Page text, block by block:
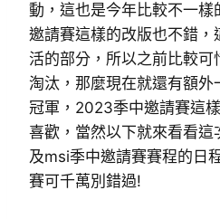
動，這也是今年比較不一
邀請賽這樣的改版也不錯，
活的部分，所以之前比較
淘汰，那麼現在就還有額外
冠軍，2023季中邀請賽這
喜歡，當然以下就來看看
及msi季中邀請賽賽程的日
賽可千萬別錯過!